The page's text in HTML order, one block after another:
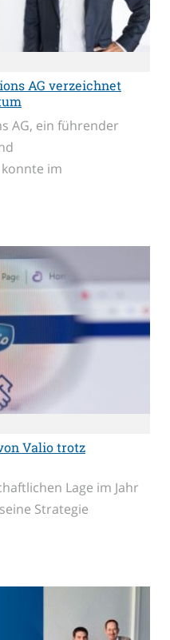
AG verzeichnet
AG, ein führender
im
Valio trotz
Lage im Jahr
Strategie